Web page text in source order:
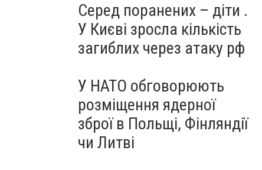
Серед поранених – діти .
У Києві зросла кількість
загиблих через атаку рф
У НАТО обговорюють
розміщення ядерної
зброї в Польщі, Фінляндії
чи Литві